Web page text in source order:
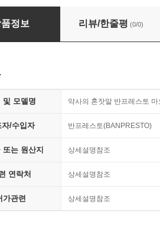
] 약사의 혼잣말 반프레스토 마오마오
정보 리뷰/한줄평 (0/0)
및 모델명 약사의 혼잣말 반프레스토
자/수입자 반프레스토(BANPRESTO)
또는 원산지 상세설명참조
연락처 상세설명참조
가관련 상세설명참조